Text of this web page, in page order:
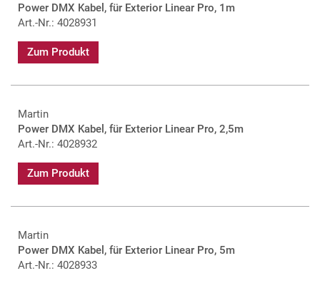
Power DMX Kabel, für Exterior Linear Pro, 1m
Art.-Nr.: 4028931
Zum Produkt
Martin
Power DMX Kabel, für Exterior Linear Pro, 2,5m
Art.-Nr.: 4028932
Zum Produkt
Martin
Power DMX Kabel, für Exterior Linear Pro, 5m
Art.-Nr.: 4028933